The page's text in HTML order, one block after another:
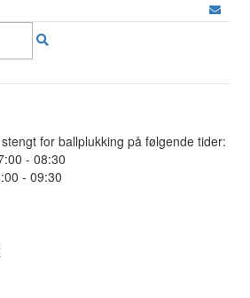
for ballplukking på følgende tider:
- 08:30
- 09:30